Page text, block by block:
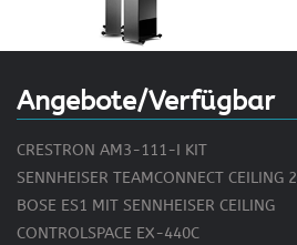
Angebote/Verfügbar
CRESTRON AM3-111-I KIT
SENNHEISER TEAMCONNECT CEILING 2
BOSE ES1 MIT SENNHEISER CEILING
CONTROLSPACE EX-440C